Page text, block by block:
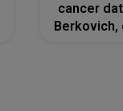
cancer
Berkovich,